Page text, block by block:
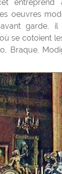
oeuvres
garde,
se cotoient
Braque,